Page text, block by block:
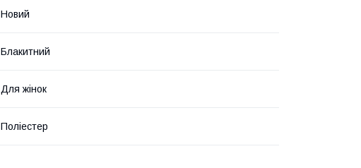
Новий
Блакитний
Для жінок
Поліестер